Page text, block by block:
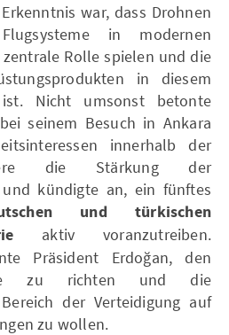
war, dass Drohnen
in modernen
zentrale Rolle spielen und die
in diesem
Nicht umsonst betonte
seinem Besuch in Ankara
innerhalb der
die Stärkung der
und kündigte an, ein fünftes
und türkischen
aktiv voranzutreiben.
Präsident Erdoğan, den
zu richten und die
der Verteidigung auf
zu wollen.